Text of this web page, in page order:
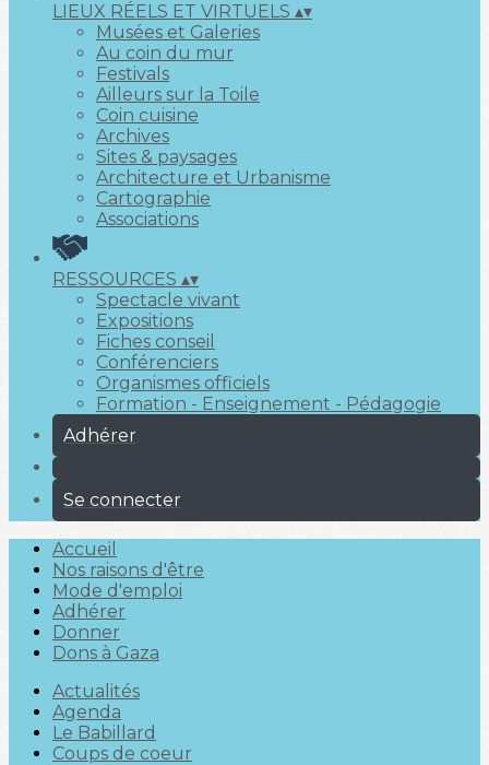
LIEUX RÉELS ET VIRTUELS ▴▾
Musées et Galeries
Au coin du mur
Festivals
Ailleurs sur la Toile
Coin cuisine
Archives
Sites & paysages
Architecture et Urbanisme
Cartographie
Associations
RESSOURCES ▴▾
Spectacle vivant
Expositions
Fiches conseil
Conférenciers
Organismes officiels
Formation - Enseignement - Pédagogie
Adhérer
Se connecter
Accueil
Nos raisons d'être
Mode d'emploi
Adhérer
Donner
Dons à Gaza
Actualités
Agenda
Le Babillard
Coups de coeur